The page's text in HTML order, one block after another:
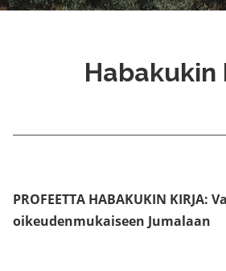
Habakukin
PROFEETTA HABAKUKIN KIRJA:
oikeudenmukaiseen Jumalaan